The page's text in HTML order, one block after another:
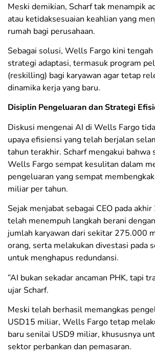
​Meski demikian, Scharf tak menampik
atau ketidaksesuaian keahlian yang
rumah bagi perusahaan.
Sebagai solusi, Wells Fargo kini tengah
strategi adaptasi, termasuk program
(reskilling) bagi karyawan agar tetap
dinamika kerja yang baru.
​Disiplin Pengeluaran dan Strategi
​Diskusi mengenai AI di Wells Fargo
upaya efisiensi yang telah berjalan
tahun terakhir. Scharf mengakui bahwa
Wells Fargo sempat kesulitan dalam
pengeluaran yang sempat
miliar per tahun.
​Sejak menjabat sebagai CEO pada
telah menempuh langkah berani
jumlah karyawan dari sekitar 275.000
orang, serta melakukan divestasi pada
untuk menghapus redundansi.
​”AI bukan sekadar ancaman PHK, tapi
ujar Scharf.
​Meski telah berhasil memangkas
USD15 miliar, Wells Fargo tetap
baru senilai USD9 miliar, khususnya
sektor perbankan dan pemasaran.